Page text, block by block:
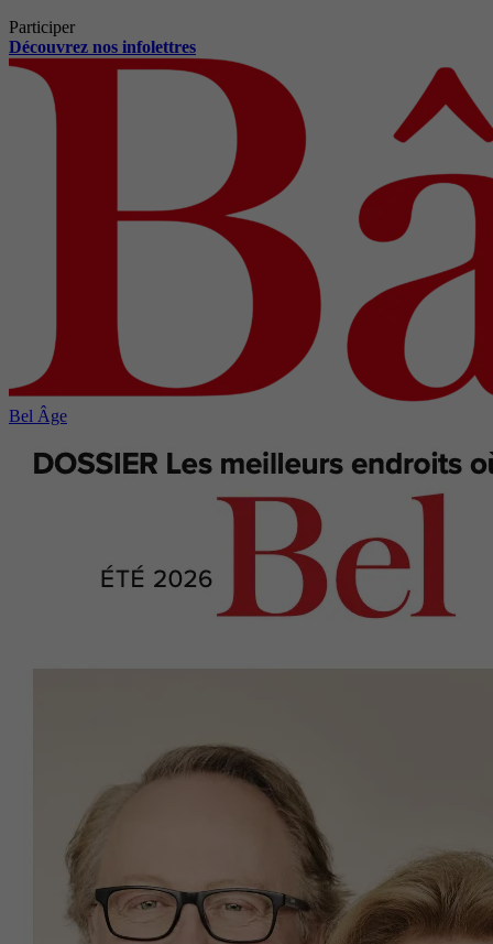
Participer
Découvrez nos infolettres
Bel Âge